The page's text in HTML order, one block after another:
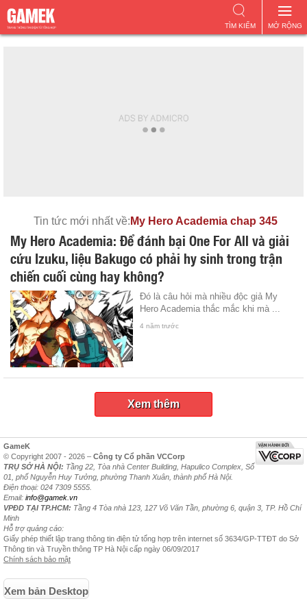
MỞ RỘNG
TÌM KIẾM
Tin tức mới nhất về: My Hero Academia chap 345
My Hero Academia: Để đánh bại One For All và giải
cứu Izuku, liệu Bakugo có phải hy sinh trong trận
chiến cuối cùng hay không?
Đó là câu hỏi mà nhiều độc giả My
Hero Academia thắc mắc khi mà ...
4 năm trước
Xem thêm
GameK
© Copyright 2007 - 2026 – Công ty Cổ phần VCCorp
TRỤ SỞ HÀ NỘI: Tầng 22, Tòa nhà Center Building, Hapulico Complex, Số
01, phố Nguyễn Huy Tưởng, phường Thanh Xuân, thành phố Hà Nội.
Điện thoại: 024 7309 5555.
Email: info@gamek.vn
VPĐD TẠI TP.HCM: Tầng 4 Tòa nhà 123, 127 Võ Văn Tần, phường 6, quận 3, TP. Hồ Chí
Minh
Hỗ trợ quảng cáo:
Giấy phép thiết lập trang thông tin điện tử tổng hợp trên internet số 3634/GP-TTĐT do Sở
Thông tin và Truyền thông TP Hà Nội cấp ngày 06/09/2017
Chính sách bảo mật
Xem bản Desktop